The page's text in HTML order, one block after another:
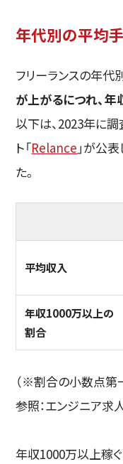
年代別の平均
フリーランスの年代
が上がるにつれ、年
以下は、2023年に
ト「Relance 」が公
た。
平均収入
年収1000万以上の
割合
（※割合の小数点第
参照：エンジニア求
年収1000万以上稼